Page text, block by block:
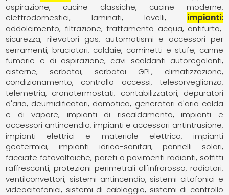
aspirazione
cucine classiche
cucine moderne
elettrodomestici
laminati lavelli
impianti
addolcimento, filtrazione, trattamento acqua antifurto,
sicurezza, rilevatori gas
automatismi e accessori per
serramenti bruciatori caldaie caminetti e stufe canne
fumarie e di aspirazione
cavi scaldanti autoregolanti
cisterne, serbatoi, serbatoi GPL
climatizzazione,
condizionamento
controllo accessi, telesorveglianza,
telemetria
cronotermostati, contabilizzatori
depuratori
d'aria deumidificatori domotica generatori d'aria calda
e di vapore
impianti di riscaldamento
impianti e
accessori antincendio impianti e accessori antintrusione
impianti elettrici e materiale elettrico
impianti
geotermici
impianti idrico-sanitari
pannelli solari,
facciate fotovoltaiche pareti o pavimenti radianti, soffitti
raffrescanti protezioni perimetrali all'infrarosso radiatori,
ventilconvettori sistemi antincendio sistemi citofonici e
videocitofonici sistemi di cablaggio sistemi di controllo